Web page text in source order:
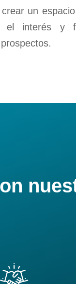
un
el interés y